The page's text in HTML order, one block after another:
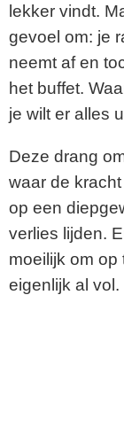
lekker vindt.
gevoel om: je
neemt af en
het buffet.
je wilt er alles
Deze drang
waar de
op een
verlies lijden.
moeilijk om op
eigenlijk al vol.